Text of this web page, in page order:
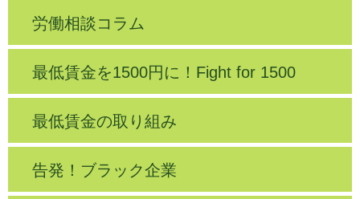
労働相談コラム
最低賃金を1500円に！Fight for 1500
最低賃金の取り組み
告発！ブラック企業